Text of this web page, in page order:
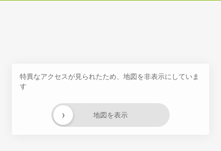
特異なアクセスが見られたため、地図を非表示にしていま
す
地図を表示
›